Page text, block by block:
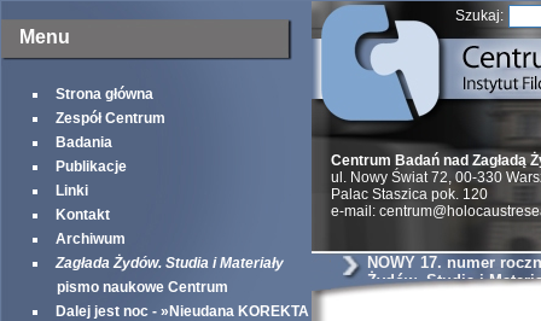
Menu
Strona główna
Zespół Centrum
Badania
Publikacje
Linki
Kontakt
Archiwum
Zagłada Żydów. Studia i Materiały
pismo naukowe Centrum
Dalej jest noc - »Nieudana KOREKTA
Szukaj:
Centrum Badań nad Zagładą
ul. Nowy Świat 72, 00-330
Palac Staszica pok. 120
e-mail:
NOWY 17. numer
Żydów. Studia i